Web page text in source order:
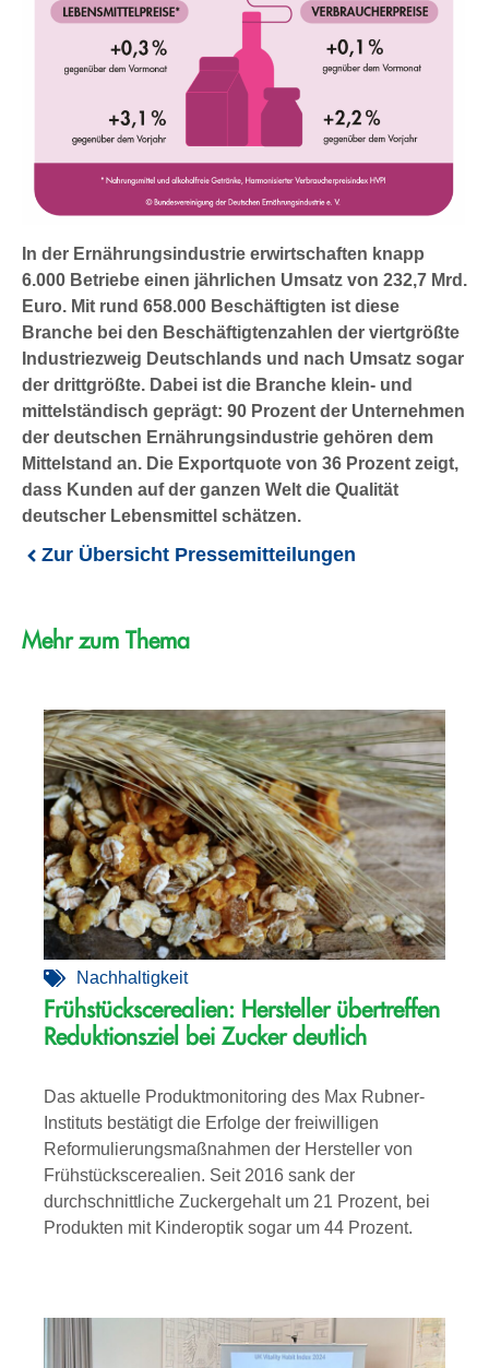
In der Ernährungsindustrie erwirtschaften knapp
6.000 Betriebe einen jährlichen Umsatz von 232,7 Mrd.
Euro. Mit rund 658.000 Beschäftigten ist diese
Branche bei den Beschäftigtenzahlen der viertgrößte
Industriezweig Deutschlands und nach Umsatz sogar
der drittgrößte. Dabei ist die Branche klein- und
mittelständisch geprägt: 90 Prozent der Unternehmen
der deutschen Ernährungsindustrie gehören dem
Mittelstand an. Die Exportquote von 36 Prozent zeigt,
dass Kunden auf der ganzen Welt die Qualität
deutscher Lebensmittel schätzen.
Zur Übersicht Pressemitteilungen
Mehr zum Thema
Nachhaltigkeit
Frühstückscerealien: Hersteller übertreffen
Reduktionsziel bei Zucker deutlich
Das aktuelle Produktmonitoring des Max Rubner-
Instituts bestätigt die Erfolge der freiwilligen
Reformulierungsmaßnahmen der Hersteller von
Frühstückscerealien. Seit 2016 sank der
durchschnittliche Zuckergehalt um 21 Prozent, bei
Produkten mit Kinderoptik sogar um 44 Prozent.